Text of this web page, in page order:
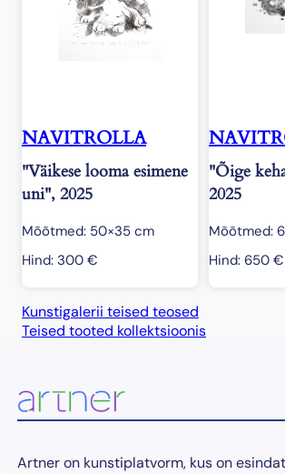
NAVITROLLA
"Väikese looma esimene
uni", 2025
Mõõtmed: 50×35 cm
Hind: 300 €
"Õige
2025
Mõõtmed:
Hind: 650 €
Kunstigalerii teised teosed
Teised tooted kollektsioonis
Artner on kunstiplatvorm, kus on